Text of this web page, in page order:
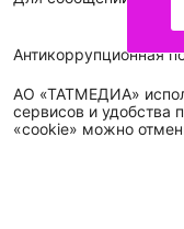
Антикоррупционная
АО «ТАТМЕДИА»
сервисов и удобства
«cookie» можно